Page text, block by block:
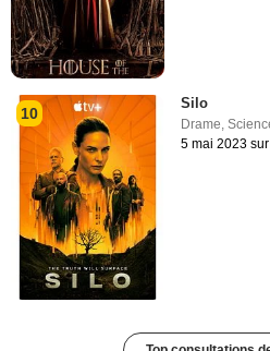
10
Silo
Drame,
5 mai 2023